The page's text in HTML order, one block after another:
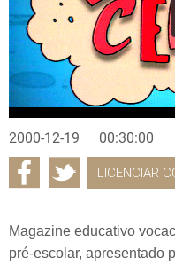
2000-12-19 00:30:00
LICENCIAR
Magazine educativo
pré-escolar, apresentado